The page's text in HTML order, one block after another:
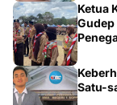
Ketua
Gudep
Satu-